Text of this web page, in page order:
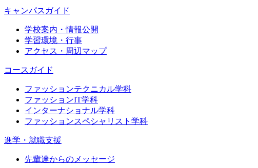
キャンパスガイド
学校案内・情報公開
学習環境・行事
アクセス・周辺マップ
コースガイド
ファッションテクニカル学科
ファッションIT学科
インターナショナル学科
ファッションスペシャリスト学科
進学・就職支援
先輩達からのメッセージ